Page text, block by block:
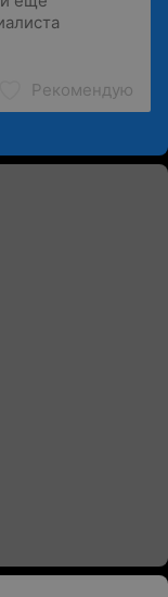
Рекомендую